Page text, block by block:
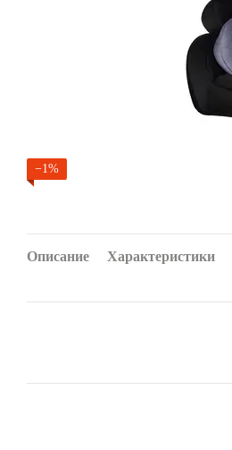
−1%
Описание Характеристики